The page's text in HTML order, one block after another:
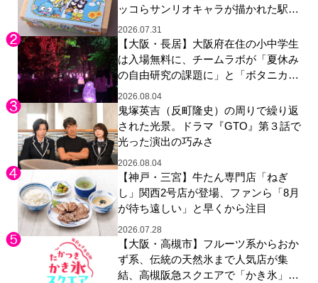
ッコらサンリオキャラが描かれた駅弁
やグッズが登場
2026.07.31
【大阪・長居】大阪府在住の小中学生
は入場無料に、チームラボが「夏休み
の自由研究の課題に」と「ボタニカル
ガーデン 大阪」へ招待
2026.08.04
鬼塚英吉（反町隆史）の周りで繰り返
された光景。ドラマ『GTO』第３話で
光った演出の巧みさ
2026.08.04
【神戸・三宮】牛たん専門店「ねぎ
し」関西2号店が登場、ファンら「8月
が待ち遠しい」と早くから注目
2026.07.28
【大阪・高槻市】フルーツ系からおか
ず系、伝統の天然氷まで人気店が集
結、高槻阪急スクエアで「かき氷」祭